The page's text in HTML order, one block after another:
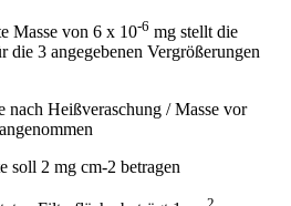
Masse von 6 x 10-6 mg stellt die
die 3 angegebenen Vergrößerungen
nach Heißveraschung / Masse vor
soll 2 mg cm-2 betragen